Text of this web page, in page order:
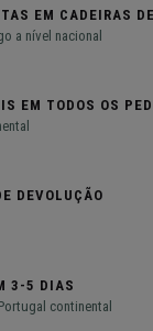
EM CADEIRAS
a nível nacional
EM TODOS OS
DEVOLUÇÃO
3-5 DIAS
continental